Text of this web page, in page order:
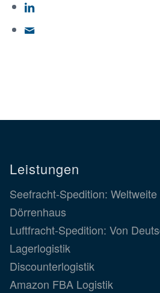
Leistungen
Seefracht-Spedition:
Dörrenhaus
Luftfracht-Spedition: Von
Lagerlogistik
Discounterlogistik
Amazon FBA Logistik